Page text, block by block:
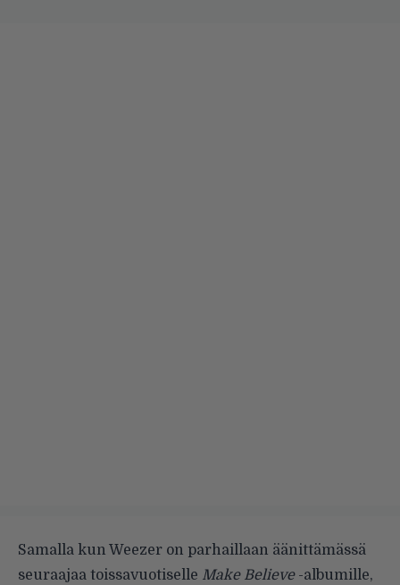
Samalla kun Weezer on parhaillaan äänittämässä
seuraajaa toissavuotiselle Make Believe-albumille,